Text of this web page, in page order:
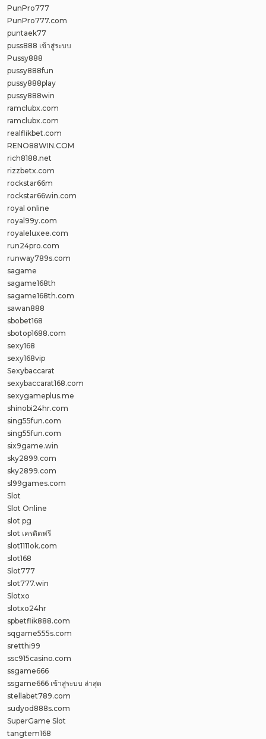
PunPro777
PunPro777.com
puntaek77
puss888 เข้าสู่ระบบ
Pussy888
pussy888fun
pussy888play
pussy888win
ramclubx.com
ramclubx.com
realflikbet.com
RENO88WIN.COM
rich8188.net
rizzbetx.com
rockstar66m
rockstar66win.com
royal online
royal99y.com
royaleluxee.com
run24pro.com
runway789s.com
sagame
sagame168th
sagame168th.com
sawan888
sbobet168
sbotop1688.com
sexy168
sexy168vip
Sexybaccarat
sexybaccarat168.com
sexygameplus.me
shinobi24hr.com
sing55fun.com
sing55fun.com
six9game.win
sky2899.com
sky2899.com
sl99games.com
Slot
Slot Online
slot pg
slot เครดิตฟรี
slot1111ok.com
slot168
Slot777
slot777.win
Slotxo
slotxo24hr
spbetflik888.com
sqgame555s.com
sretthi99
ssc915casino.com
ssgame666
ssgame666 เข้าสู่ระบบ ล่าสุด
stellabet789.com
sudyod888s.com
SuperGame Slot
tangtem168